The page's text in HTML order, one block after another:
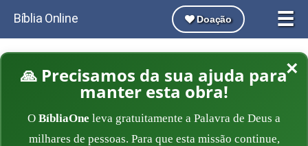
☰
Bíblia Online Doação
×
🙏 Precisamos da sua ajuda para
manter esta obra!
O BíbliaOne leva gratuitamente a Palavra de Deus a
milhares de pessoas. Para que esta missão continue,